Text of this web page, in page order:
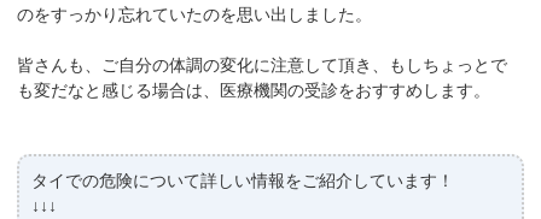
のをすっかり忘れていたのを思い出しました。
皆さんも、ご自分の体調の変化に注意して頂き、もしちょっとで
も変だなと感じる場合は、医療機関の受診をおすすめします。
タイでの危険について詳しい情報をご紹介しています！
↓↓↓